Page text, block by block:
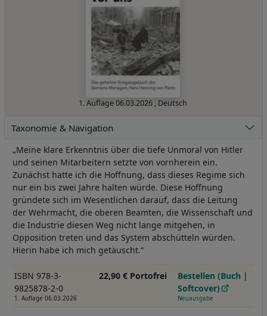
1. Auflage06.03.2026 , Deutsch
Taxonomie & Navigation
„Meine klare Erkenntnis über die tiefe Unmoral von Hitler
und seinen Mitarbeitern setzte von vornherein ein.
Zunächst hatte ich die Hoffnung, dass dieses Regime sich
nur ein bis zwei Jahre halten würde. Diese Hoffnung
gründete sich im Wesentlichen darauf, dass die Leitung
der Wehrmacht, die oberen Beamten, die Wissenschaft und
die Industrie diesen Weg nicht lange mitgehen, in
Opposition treten und das System abschütteln würden.
Hierin habe ich mich getäuscht.“
ISBN 978-3-
9825878-2-0
1. Auflage 06.03.2026
22,90 € Portofrei
Bestellen (Buch |
Softcover)
Neuausgabe